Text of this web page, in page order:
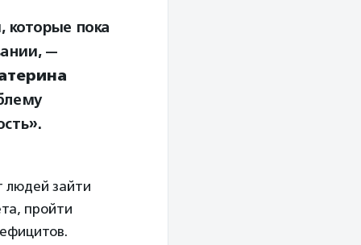
пока
—
людей зайти
пройти